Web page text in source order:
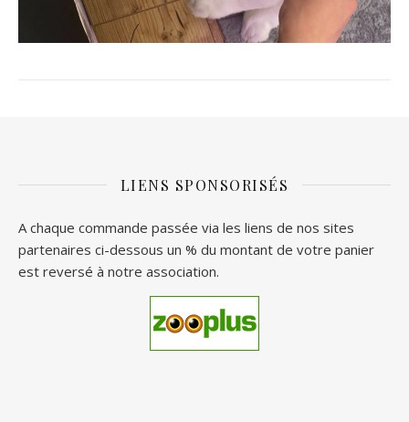
LIENS SPONSORISÉS
A chaque commande passée via les liens de nos sites
partenaires ci-dessous un % du montant de votre panier
est reversé à notre association.